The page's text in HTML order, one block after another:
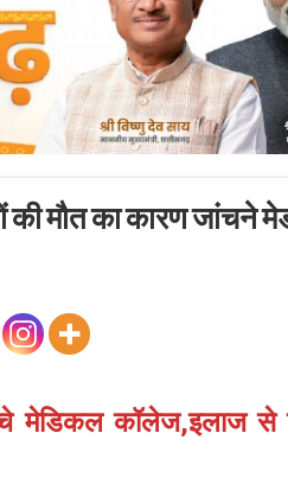
की मौत का कारण जांचने
मेडिकल कॉलेज,इलाज से